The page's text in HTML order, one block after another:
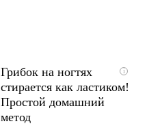
i
Грибок на ногтях
стирается как ластиком!
Простой домашний
метод